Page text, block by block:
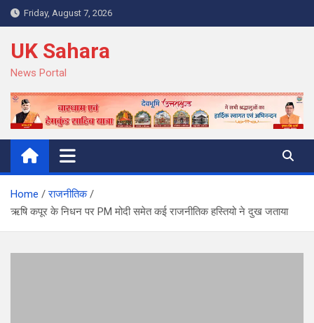
Skip
to
content
Friday, August 7, 2026
UK Sahara
News Portal
Home
राजनीतिक
ऋषि कपूर के निधन पर PM मोदी समेत कई राजनीतिक हस्तियो ने दुख जताया